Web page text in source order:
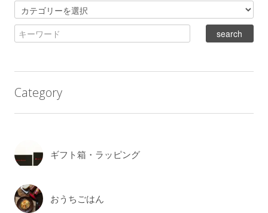
Category
ギフト箱・ラッピング
おうちごはん